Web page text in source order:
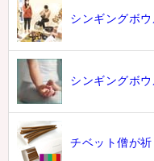
シンギングボ
シンギングボ
チベット僧が